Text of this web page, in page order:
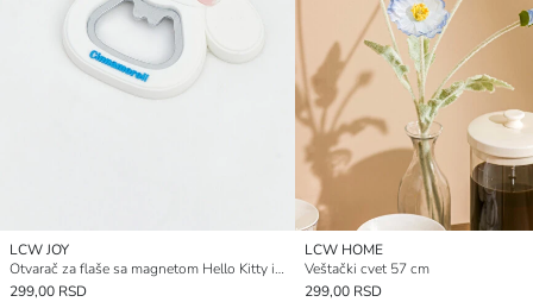
LCW JOY
Otvarač za flaše sa magnetom Hello Kitty i prijatelji
299,00 RSD
LCW HOME
Veštački cvet 57 cm
299,00 RSD